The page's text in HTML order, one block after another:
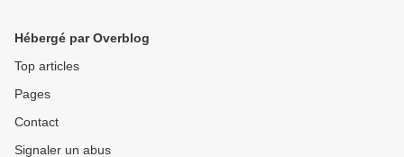
Hébergé par Overblog
Top articles
Pages
Contact
Signaler un abus